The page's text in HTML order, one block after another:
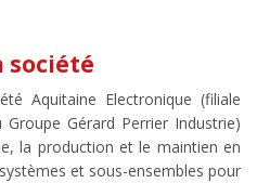
société
Aquitaine Electronique (filiale
Groupe Gérard Perrier Industrie)
la production et le maintien en
et sous-ensembles pour